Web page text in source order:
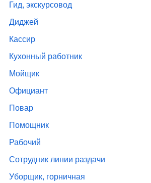
Гид, экскурсовод
Диджей
Кассир
Кухонный работник
Мойщик
Официант
Повар
Помощник
Рабочий
Сотрудник линии раздачи
Уборщик, горничная